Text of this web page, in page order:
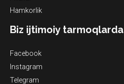
Hamkorlik
Biz ijtimoiy tarmoqlarda
Facebook
Instagram
Telegram